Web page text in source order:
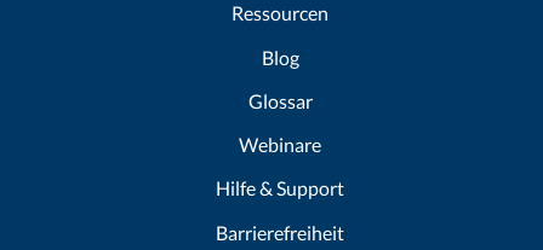
Ressourcen
Blog
Glossar
Webinare
Hilfe & Support
Barrierefreiheit